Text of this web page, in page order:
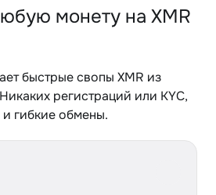
монету на XMR
быстрые свопы XMR из
регистраций или KYC,
гибкие обмены.